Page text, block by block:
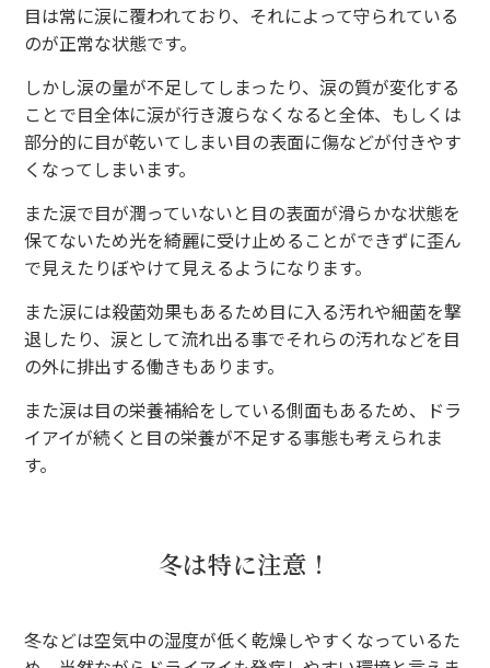
目は常に涙に覆われており、それによって守られている
のが正常な状態です。
しかし涙の量が不足してしまったり、涙の質が変化する
ことで目全体に涙が行き渡らなくなると全体、もしくは
部分的に目が乾いてしまい目の表面に傷などが付きやす
くなってしまいます。
また涙で目が潤っていないと目の表面が滑らかな状態を
保てないため光を綺麗に受け止めることができずに歪ん
で見えたりぼやけて見えるようになります。
また涙には殺菌効果もあるため目に入る汚れや細菌を撃
退したり、涙として流れ出る事でそれらの汚れなどを目
の外に排出する働きもあります。
また涙は目の栄養補給をしている側面もあるため、ドラ
イアイが続くと目の栄養が不足する事態も考えられま
す。
冬は特に注意！
冬などは空気中の湿度が低く乾燥しやすくなっているた